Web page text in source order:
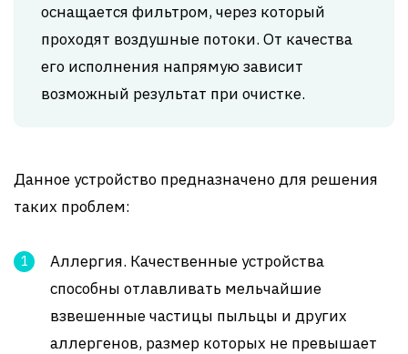
оснащается фильтром, через который
проходят воздушные потоки. От качества
его исполнения напрямую зависит
возможный результат при очистке.
Данное устройство предназначено для решения
таких проблем:
Аллергия. Качественные устройства
способны отлавливать мельчайшие
взвешенные частицы пыльцы и других
аллергенов, размер которых не превышает